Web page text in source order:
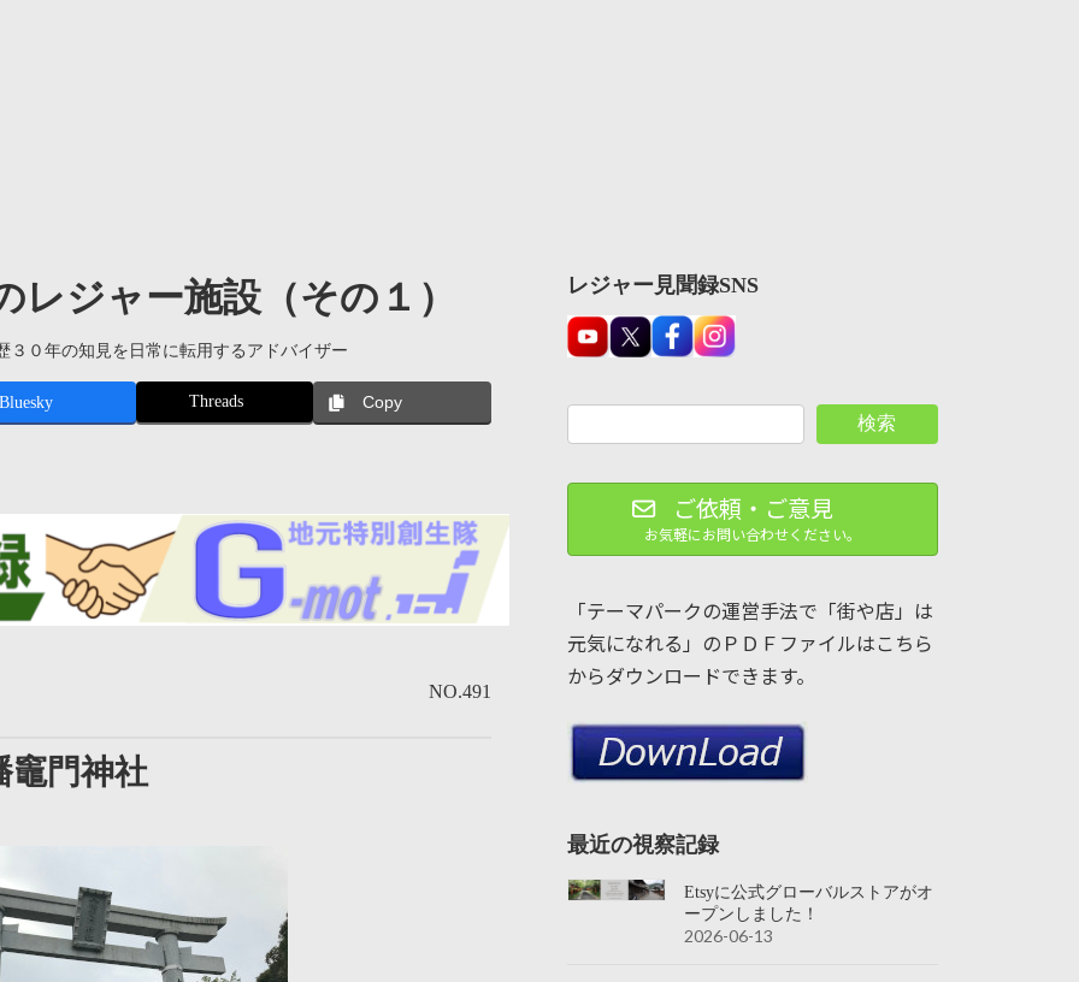
レジャー施設（その１）
３０年の知見を日常に転用するアドバイザー
Threads Copy
NO.491
竈門神社
レジャー見聞録SNS
検索
ご依頼・ご意見
お気軽にお問い合わせください。
「テーマパークの運営手法で「街や店」は
元気になれる」のＰＤＦファイルはこちら
からダウンロードできます。
最近の視察記録
Etsyに公式グローバルストアがオ
ープンしました！
2026-06-13